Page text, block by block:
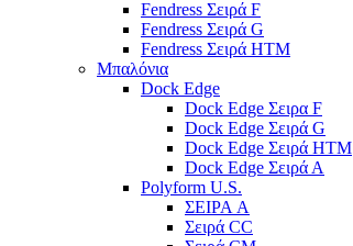
Fendress Σειρά F
Fendress Σειρά G
Fendress Σειρά HTM
Μπαλόνια
Dock Edge
Dock Edge Σειρα F
Dock Edge Σειρά G
Dock Edge Σειρά HTM
Dock Edge Σειρά Α
Polyform U.S.
ΣΕΙΡΑ A
Σειρά CC